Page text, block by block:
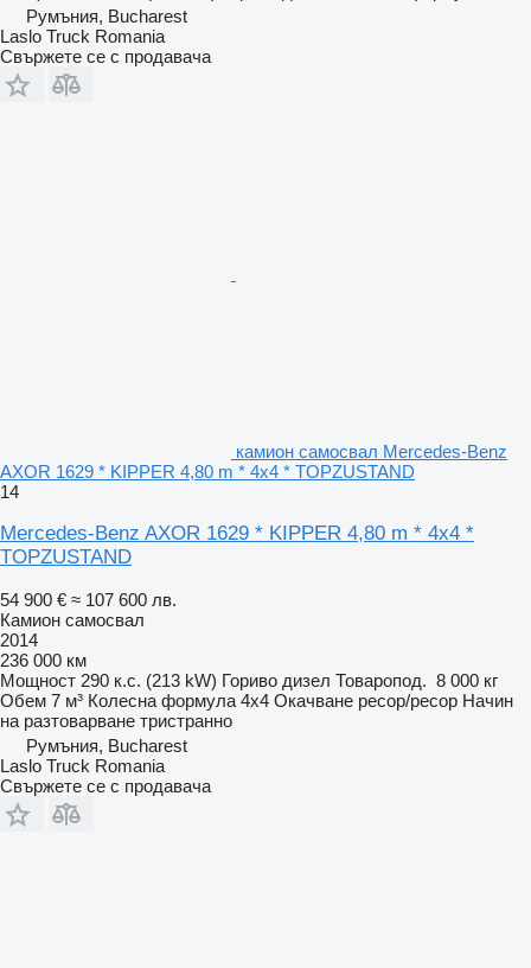
Румъния, Bucharest
Laslo Truck Romania
Свържете се с продавача
камион самосвал Mercedes-Benz
AXOR 1629 * KIPPER 4,80 m * 4x4 * TOPZUSTAND
14
Mercedes-Benz AXOR 1629 * KIPPER 4,80 m * 4x4 *
TOPZUSTAND
54 900 € ≈ 107 600 лв.
Камион самосвал
2014
236 000 км
Мощност 290 к.с. (213 kW) Гориво дизел Товаропод. 8 000 кг
Обем 7 м³ Колесна формула 4x4 Окачване ресор/ресор Начин
на разтоварване тристранно
Румъния, Bucharest
Laslo Truck Romania
Свържете се с продавача